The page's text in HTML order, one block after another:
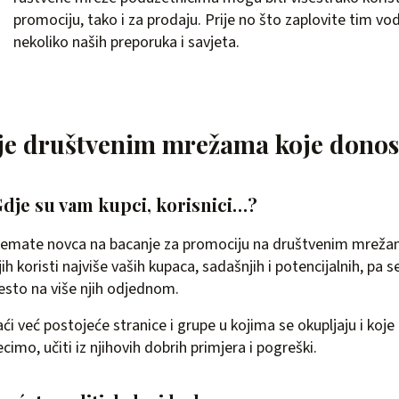
promociju, tako i za prodaju. Prije no što zaplovite tim
nekoliko naših preporuka i savjeta.
društvenim mrežama koje
su vam kupci, korisnici…?
novca na bacanje za promociju na društvenim
koristi najviše vaših kupaca, sadašnjih i potencijalnih, pa
na više njih odjednom.
već postojeće stranice i grupe u kojima se okupljaju i
učiti iz njihovih dobrih primjera i pogreški.